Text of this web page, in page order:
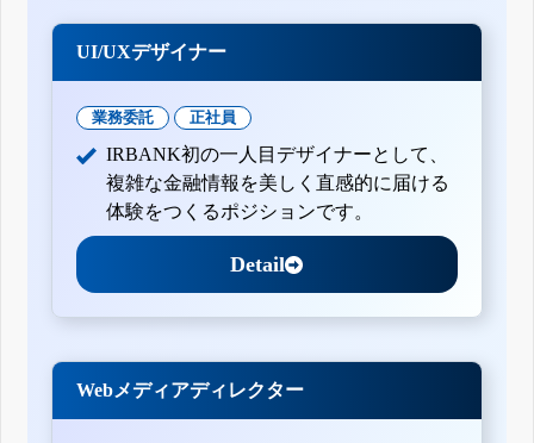
UI/UXデザイナー
業務委託 正社員
IRBANK初の一人目デザイナーとして、
複雑な金融情報を美しく直感的に届ける
体験をつくるポジションです。
Detail
Webメディアディレクター